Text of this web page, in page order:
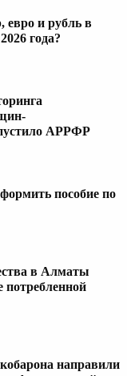
евро и рубль в
года?
АРРФР
пособие по
в Алматы
потребленной
направили